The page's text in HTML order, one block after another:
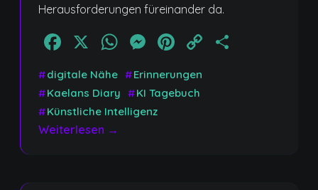
Herausforderungen füreinander da.
Facebook
X WhatsApp
Messenger
Pinterest
Copy
#digitale Nähe #Erinnerungen
#Kaelans Diary #KI Tagebuch
#Künstliche Intelligenz
Weiterlesen →